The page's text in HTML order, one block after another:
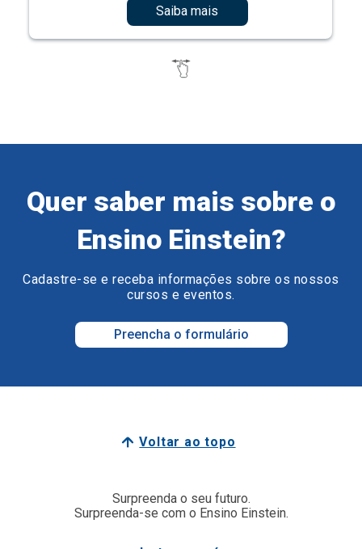
Saiba mais
Quer saber mais sobre o
Ensino Einstein?
Cadastre-se e receba informações sobre os nossos
cursos e eventos.
Preencha o formulário
Voltar ao topo
Surpreenda o seu futuro.
Surpreenda-se com o Ensino Einstein.